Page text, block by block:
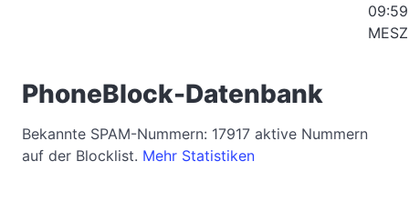
MESZ
PhoneBlock-Datenbank
Bekannte SPAM-Nummern: 17917 aktive Nummern
auf der Blocklist. Mehr Statistiken